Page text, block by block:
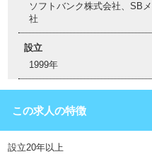
ソフトバンク株式会社、SB
社
設立
1999年
この求人の特徴
設立20年以上